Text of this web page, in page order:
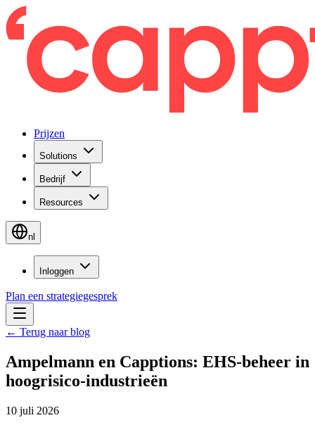
Prijzen
Solutions
Bedrijf
Resources
nl
Inloggen
Plan een strategiegesprek
← Terug naar blog
Ampelmann en Capptions: EHS-beheer in
hoogrisico-industrieën
10 juli 2026